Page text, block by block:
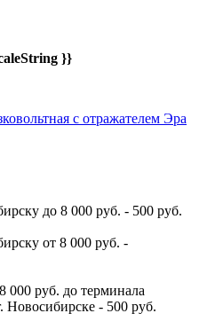
}}
с отражателем Эра
до 8 000 руб. - 500 руб.
от 8 000 руб. -
000 руб. до терминала
Новосибирске - 500 руб.